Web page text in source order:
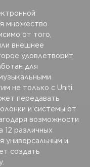
множество
от того,
внешнее
удовлетворит
для
не только с Uniti
передавать
и системы от
возможности
12 различных
универсальным и
создать